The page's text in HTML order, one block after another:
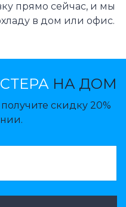
прямо сейчас, и мы
в дом или офис.
НА ДОМ
скидку 20%